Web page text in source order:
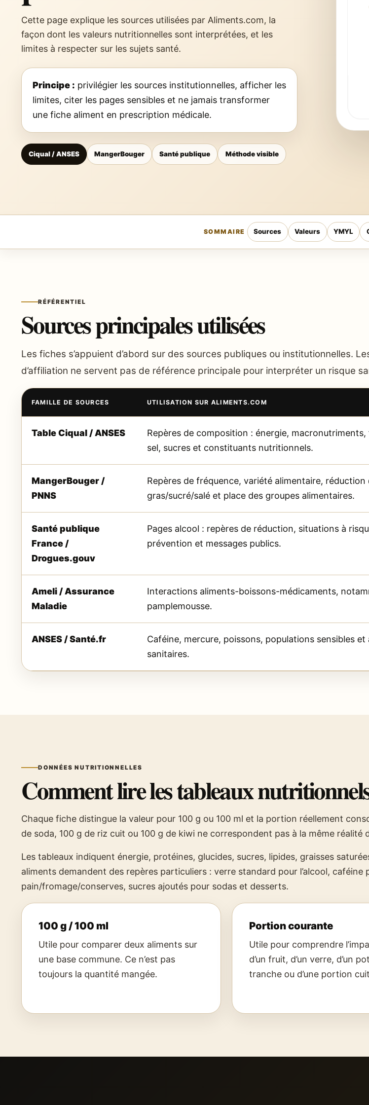
Cette page explique les sources utilisées par Aliments.com, la
façon dont les valeurs nutritionnelles sont interprétées, et les
limites à respecter sur les sujets santé.
Principe : privilégier les sources institutionnelles, afficher les
limites, citer les pages sensibles et ne jamais transformer
une fiche aliment en prescription médicale.
Ciqual / ANSES MangerBouger Santé publique Méthode visible
SOMMAIRE Sources Valeurs YMYL
RÉFÉRENTIEL
Sources principales utilisées
Les fiches s’appuient d’abord sur des sources publiques ou institutionnelles.
d’affiliation ne servent pas de référence principale pour interpréter un risque
FAMILLE DE SOURCES UTILISATION SUR ALIMENTS.COM
Table Ciqual / ANSES
Repères de composition : énergie, macronutriments,
sel, sucres et constituants nutritionnels.
MangerBouger /
PNNS
Repères de fréquence, variété alimentaire, réduction
gras/sucré/salé et place des groupes alimentaires.
Santé publique
France /
Drogues.gouv
Pages alcool : repères de réduction, situations à
prévention et messages publics.
Ameli / Assurance
Maladie
Interactions aliments-boissons-médicaments,
pamplemousse.
ANSES / Santé.fr
Caféine, mercure, poissons, populations sensibles et
sanitaires.
DONNÉES NUTRITIONNELLES
Comment lire les tableaux
Chaque fiche distingue la valeur pour 100 g ou 100 ml et la portion réellement
de soda, 100 g de riz cuit ou 100 g de kiwi ne correspondent pas à la même réalité
Les tableaux indiquent énergie, protéines, glucides, sucres, lipides, graisses
aliments demandent des repères particuliers : verre standard pour l’alcool,
pain/fromage/conserves, sucres ajoutés pour sodas et desserts.
100 g / 100 ml
Utile pour comparer deux aliments sur
une base commune. Ce n’est pas
toujours la quantité mangée.
Portion courante
Utile pour comprendre
d’un fruit, d’un verre, d’un
tranche ou d’une portion